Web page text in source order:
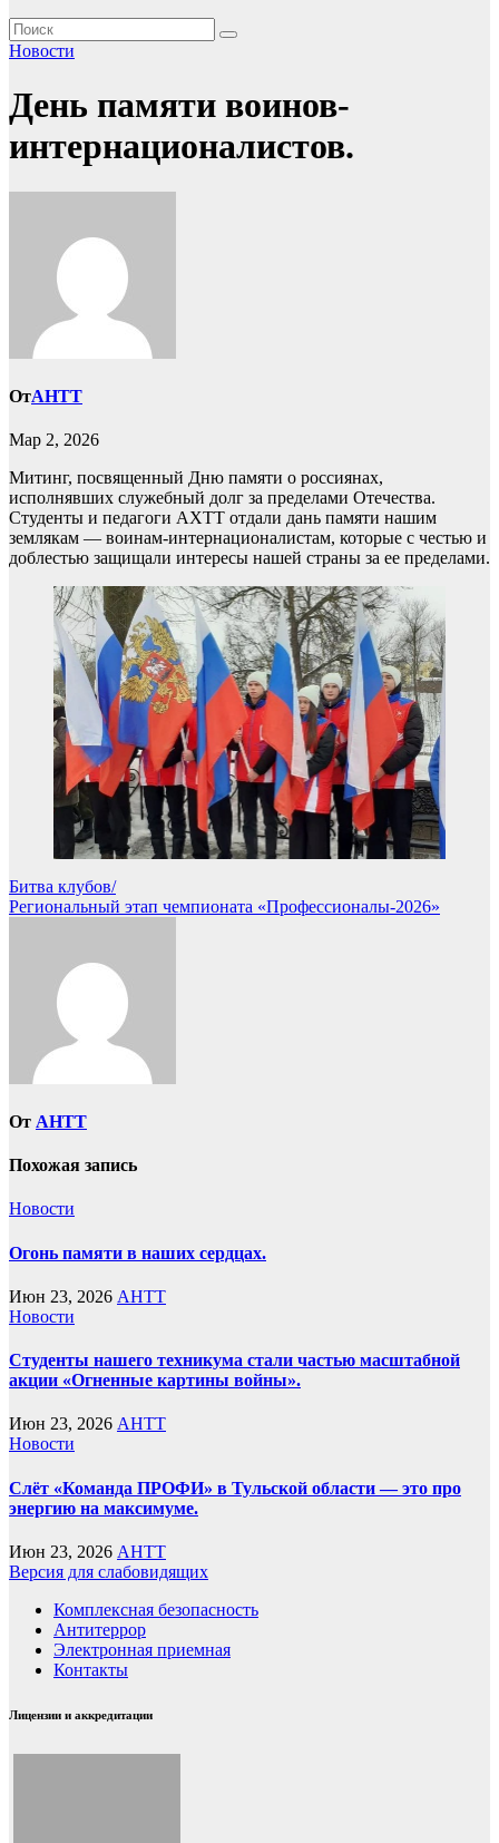
Новости
День памяти воинов-
интернационалистов.
ОтAHTT
Мар 2, 2026
Митинг, посвященный Дню памяти о россиянах,
исполнявших служебный долг за пределами Отечества.
Студенты и педагоги АХТТ отдали дань памяти нашим
землякам — воинам-интернационалистам, которые с честью и
доблестью защищали интересы нашей страны за ее пределами.
Навигация
по
Битва клубов/
Региональный этап чемпионата «Профессионалы-2026»
От AHTT
Похожая запись
Новости
Огонь памяти в наших сердцах.
Июн 23, 2026 AHTT
Новости
Студенты нашего техникума стали частью масштабной
акции «Огненные картины войны».
Июн 23, 2026 AHTT
Новости
Слёт «Команда ПРОФИ» в Тульской области — это про
энергию на максимуме.
Июн 23, 2026 AHTT
Версия для слабовидящих
Комплексная безопасность
Антитеррор
Электронная приемная
Контакты
Лицензии и аккредитации